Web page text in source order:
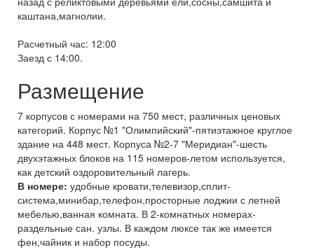
каштана,магнолии.
Расчетный час: 12:00
Заезд с 14:00.
Размещение
7 корпусов с номерами на 750 мест, различных ценовых
категорий. Корпус №1 "Олимпийский"-пятиэтажное круглое
здание на 448 мест. Корпуса №2-7 "Меридиан"-шесть
двухэтажных блоков на 115 номеров-летом используется,
как детский оздоровительный лагерь.
В номере: удобные кровати,телевизор,сплит-
система,минибар,телефон,просторные лоджии с летней
мебелью,ванная комната. В 2-комнатных номерах-
раздельные сан. узлы. В каждом люксе так же имеется
фен,чайник и набор посуды.